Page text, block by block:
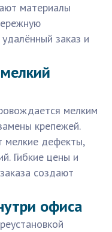
материалы
заказ и
мелким
крепежей.
мелкие дефекты,
Гибкие цены и
создают
офиса